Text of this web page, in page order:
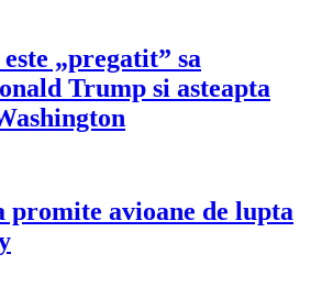
„pregatit” sa
Trump si asteapta
promite avioane de lupta